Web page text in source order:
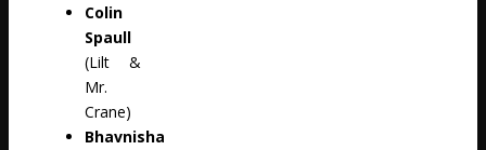
Colin
Spaull
(Lilt &
Mr.
Crane)
Bhavnisha